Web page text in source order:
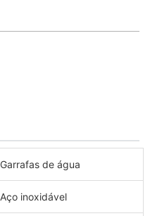
Garrafas de água
Aço inoxidável